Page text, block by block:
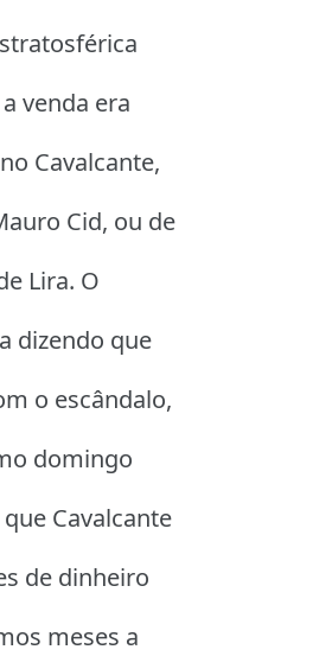
venda era
Cavalcante,
Cid, ou de
Lira. O
dizendo que
o escândalo,
domingo
Cavalcante
de dinheiro
meses a